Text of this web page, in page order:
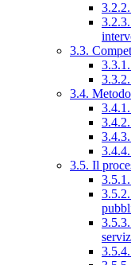
3.3.
3.4.
3.5. Il